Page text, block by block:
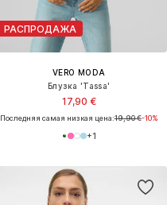
РАСПРОДАЖА
VERO MODA
Блузка 'Tassa'
17,90 €
Последняя самая низкая цена:19,90 €-10%
+1